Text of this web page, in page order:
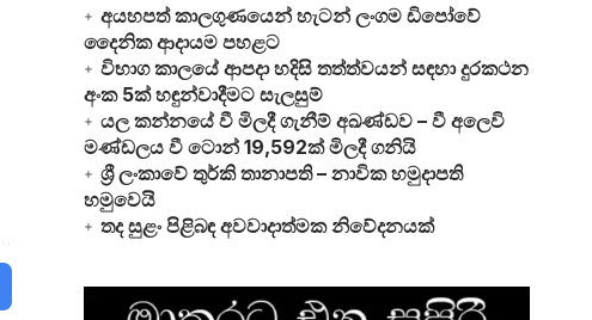
අයහපත් කාලගුණයෙන් හැටන් ලංගම ඩිපෝවේ
දෛනික ආදායම පහළට
විභාග කාලයේ ආපදා හදිසි තත්ත්වයන් සඳහා දුරකථන
අංක 5ක් හඳුන්වාදීමට සැලසුම්
යල කන්නයේ වී මිලදී ගැනීම් අඛණ්ඩව – වී අලෙවි
මණ්ඩලය වී ටොන් 19,592ක් මිලදී ගනියි
ශ්‍රී ලංකාවේ තුර්කි තානාපති – නාවික හමුදාපති
හමුවෙයි
තද සුළං පිළිබඳ අවවාදාත්මක නිවේදනයක්
Video